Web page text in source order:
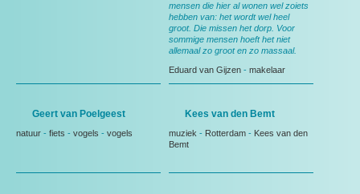
mensen die hier al wonen wel zoiets
hebben van: het wordt wel heel
groot. Die missen het dorp. Voor
sommige mensen hoeft het niet
allemaal zo groot en zo massaal.
Eduard van Gijzen - makelaar
Geert van Poelgeest
natuur - fiets - vogels - vogels
Kees van den Bemt
muziek - Rotterdam - Kees van den
Bemt